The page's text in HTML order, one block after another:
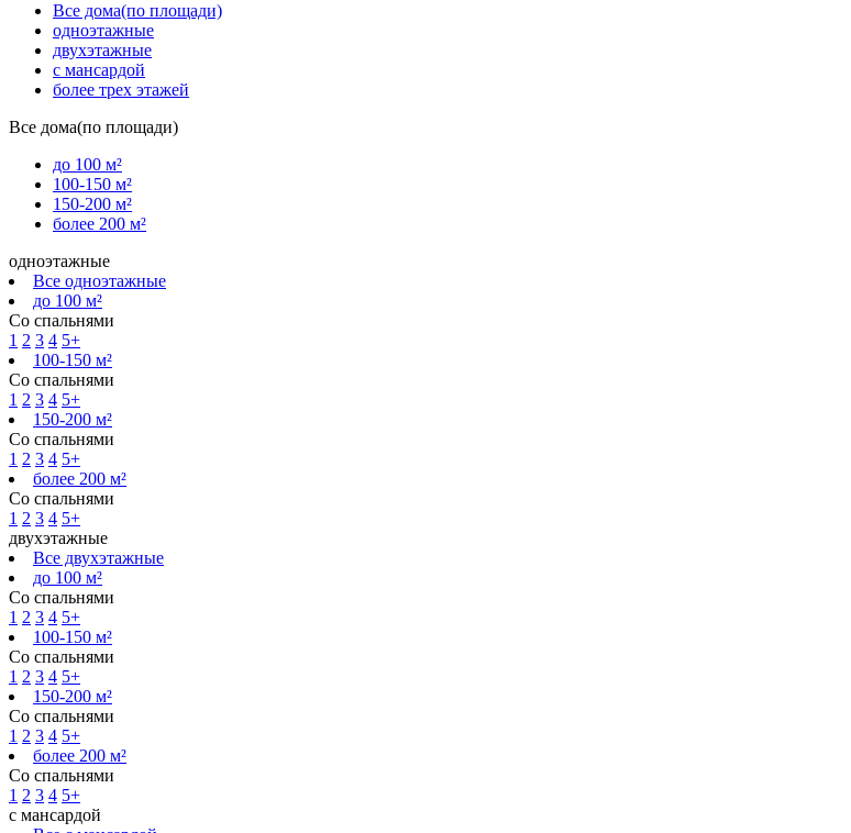
Все дома(по площади)
одноэтажные
двухэтажные
с мансардой
более трех этажей
Все дома(по площади)
до 100 м²
100-150 м²
150-200 м²
более 200 м²
одноэтажные
Все одноэтажные
до 100 м²
Со спальнями
1 2 3 4 5+
100-150 м²
Со спальнями
1 2 3 4 5+
150-200 м²
Со спальнями
1 2 3 4 5+
более 200 м²
Со спальнями
1 2 3 4 5+
двухэтажные
Все двухэтажные
до 100 м²
Со спальнями
1 2 3 4 5+
100-150 м²
Со спальнями
1 2 3 4 5+
150-200 м²
Со спальнями
1 2 3 4 5+
более 200 м²
Со спальнями
1 2 3 4 5+
с мансардой